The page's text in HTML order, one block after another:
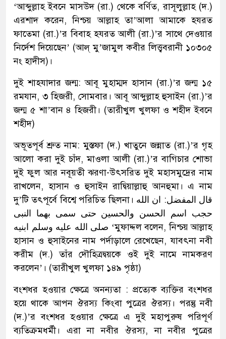
‘আব্দুল্লাহ ইবনে মাসউদ (রা.) থেকে বর্ণিত, রাসূলুল্লাহ (দ.)
এরশাদ করেন, নিশ্চয় আল্লাহ তা’আলা আমাকে হযরত
ফাতেমা (রা.)’র বিবাহ হযরত আলী (রা.)’র সাথে দেওয়ার
নির্দেশ দিয়েছেন’ (আল্ মু’জামুল কবীর লিত্ত্ববরানী ১০৩০৫
নং হাদীস)।
দুই শাহযাদার জন্ম: আবূ মুহাম্মদ হাসান (রা.)’র জন্ম ১৫
রমযান, ৩ হিজরী, সোমবার। আবূ আব্দুল্লাহ হুসাইন (রা.)’র
জন্ম ৫ শা’বান ৪ হিজরী। (তারীখুল খুলফা ও শহীদ ইবনে
শহীদ)
অভূতপূর্ব শ্রুত নাম: মুস্তফা (দ.) খাতুনে জন্নাত (রা.)’র গৃহ
আলো করা দুই চাঁদ, মাওলা আলী (রা.)’র বাগিচার শোভা
দুই ফুল আর নবূয়তী ঝরণা-উৎসরিত দুই মহাসমুদ্রের নাম
রাখলেন, হাসান ও হুসাইন রাদ্বিয়াল্লাহু আনহুমা। এ নাম
দু’টি তৎপূর্বে বিশ্বে পরিচিত ছিলনা। قال المفضل: ان الله
حجب اسم الحسن والحسين حتى سمى بهما النبى
صلى الله عليه وسلم ابنيه ‘মুফাদ্দল বলেন, নিশ্চয় আল্লাহ
হাসান ও হুসাইনের নাম পর্দাড়ালে রেখেছেন, যাবৎনা নবী
করীম (দ.) তাঁর দৌহিত্রদ্বয়কে ওই দুই নামে নামকরণ
করলেন’। (তারীখুল খুলফা ১৪৯ পৃষ্ঠা)
বংশধর হওয়ার ক্ষেত্রে অনন্যতা : প্রত্যেক ব্যক্তির বংশধর
হয়ে থাকে আপন ঔরস্য কিংবা পুত্রের ঔরস্য। পরন্তু নবী
(দ.)’র বংশধর হওয়ার ক্ষেত্রে এ দুই মহাপুরুষ পরিপূর্ণ
ব্যতিক্রমধর্মী। এরা না নবীর ঔরস্য, না নবীর পুত্রের